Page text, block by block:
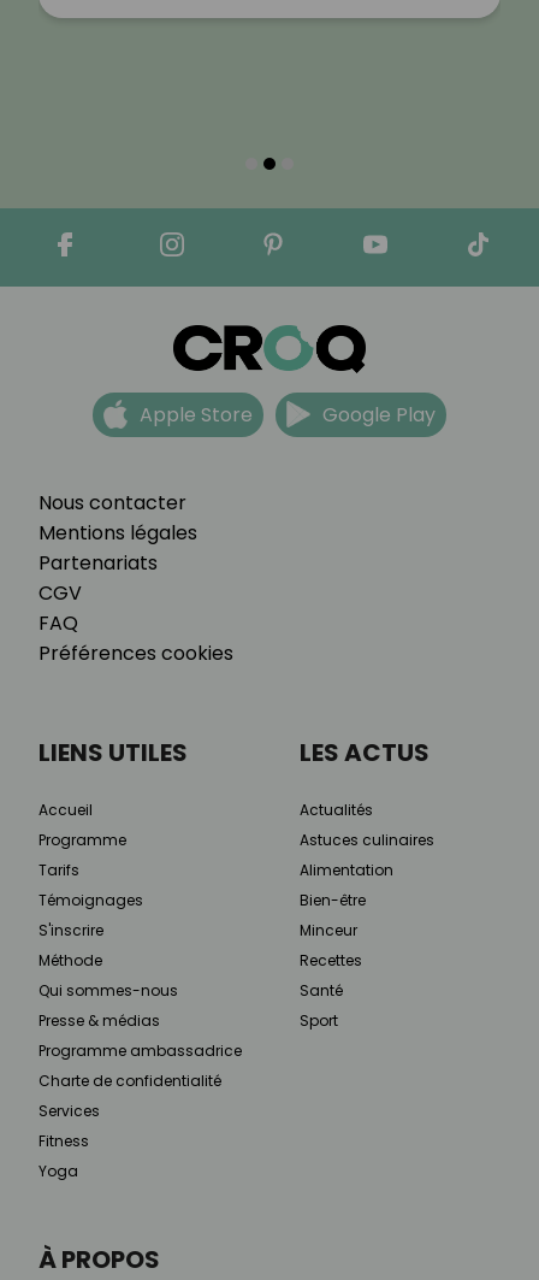
Nous contacter
Mentions légales
Partenariats
CGV
FAQ
Préférences cookies
Apple Store Google Play
À PROPOS
LIENS UTILES
Accueil
Programme
Tarifs
Témoignages
S'inscrire
Méthode
Qui sommes-nous
Presse & médias
Programme ambassadrice
Charte de confidentialité
Services
Fitness
Yoga
LES ACTUS
Actualités
Astuces culinaires
Alimentation
Bien-être
Minceur
Recettes
Santé
Sport